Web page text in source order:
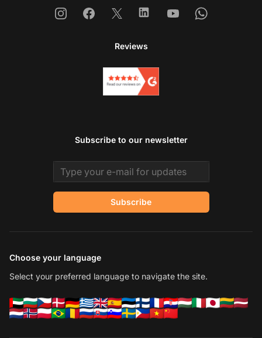
InstagramFacebook
X LinkedinYoutubeWhatsapp
Reviews
Subscribe to our newsletter
Email address
Subscribe
Choose your language
Select your preferred language to navigate the site.